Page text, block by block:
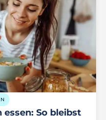
So bleibst